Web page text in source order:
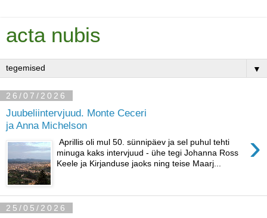
acta nubis
▼
26/07/2026
Juubeliintervjuud. Monte Ceceri
ja Anna Michelson
›
Aprillis oli mul 50. sünnipäev ja sel puhul tehti
minuga kaks intervjuud - ühe tegi Johanna Ross
Keele ja Kirjanduse jaoks ning teise Maarj...
25/05/2026